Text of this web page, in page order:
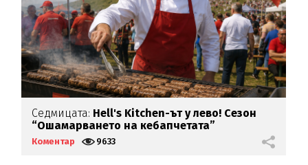
Седмицата: Hell's Kitchen-ът у лево! Сезон
“Ошамарването на кебапчетата”
Коментар 9633